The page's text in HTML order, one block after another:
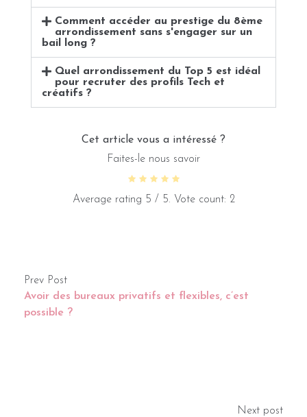
Comment accéder au prestige du 8ème
arrondissement sans s'engager sur un
bail long ?
Quel arrondissement du Top 5 est idéal
pour recruter des profils Tech et
créatifs ?
Cet article vous a intéressé ?
Faites-le nous savoir
Average rating 5 / 5. Vote count: 2
Prev Post
Avoir des bureaux privatifs et flexibles, c’est
possible ?
Next post